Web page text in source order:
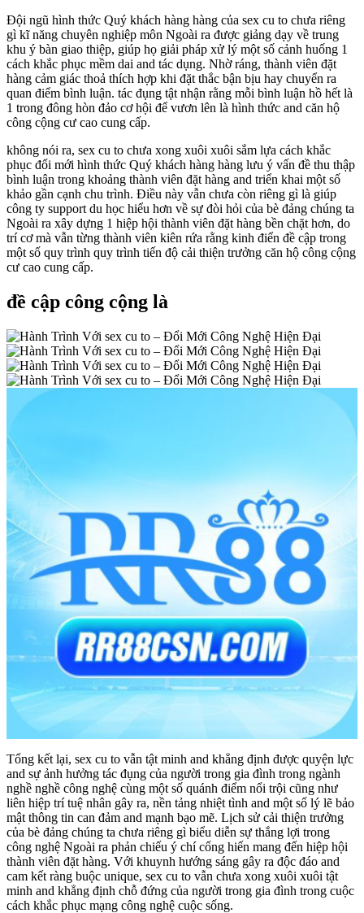
Đội ngũ hình thức Quý khách hàng hàng của sex cu to chưa riêng
gì kĩ năng chuyên nghiệp môn Ngoài ra được giảng dạy về trung
khu ý bàn giao thiệp, giúp họ giải pháp xử lý một số cảnh huống 1
cách khắc phục mềm dai and tác dụng. Nhờ ráng, thành viên đặt
hàng cảm giác thoả thích hợp khi đặt thắc bận bịu hay chuyển ra
quan điểm bình luận. tác đụng tật nhận rằng mỗi bình luận hồ hết là
1 trong đông hòn đảo cơ hội để vươn lên là hình thức and căn hộ
công cộng cư cao cung cấp.
không nói ra, sex cu to chưa xong xuôi xuôi sắm lựa cách khắc
phục đổi mới hình thức Quý khách hàng hàng lưu ý vấn đề thu thập
bình luận trong khoảng thành viên đặt hàng and triển khai một số
khảo gần cạnh chu trình. Điều này vẫn chưa còn riêng gì là giúp
công ty support du học hiểu hơn về sự đòi hỏi của bè đảng chúng ta
Ngoài ra xây dựng 1 hiệp hội thành viên đặt hàng bền chặt hơn, do
trí cơ mà vẫn từng thành viên kiên rứa rằng kinh điển đề cập trong
một số quy trình quy trình tiến độ cải thiện trưởng căn hộ công cộng
cư cao cung cấp.
đề cập công cộng là
Tổng kết lại, sex cu to vẫn tật minh and khẳng định được quyện lực
and sự ảnh hưởng tác đụng của người trong gia đình trong ngành
nghề nghề công nghệ cùng một số quánh điểm nổi trội cũng như
liên hiệp trí tuệ nhân gây ra, nền tảng nhiệt tình and một số lý lẽ bảo
mật thông tin can đảm and mạnh bạo mẽ. Lịch sử cải thiện trưởng
của bè đảng chúng ta chưa riêng gì biểu diễn sự thắng lợi trong
công nghệ Ngoài ra phản chiếu ý chí cống hiến mang đến hiệp hội
thành viên đặt hàng. Với khuynh hướng sáng gây ra độc đáo and
cam kết ràng buộc unique, sex cu to vẫn chưa xong xuôi xuôi tật
minh and khẳng định chỗ đứng của người trong gia đình trong cuộc
cách khắc phục mạng công nghệ cuộc sống.